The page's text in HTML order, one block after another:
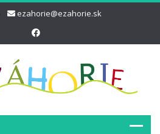
ezahorie@ezahorie.sk